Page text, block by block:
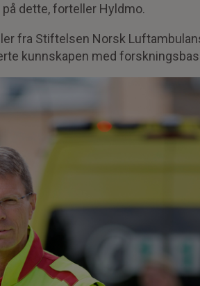
dette, forteller Hyldmo.
fra Stiftelsen Norsk
kunnskapen med